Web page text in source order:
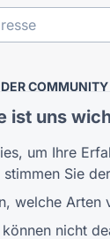
COMMUNITY
ist uns
um Ihre
Sie
welche
nicht